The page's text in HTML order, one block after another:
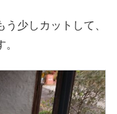
少しカットして、